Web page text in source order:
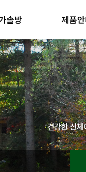
솔방 제품
솔방 소개
철학
제품안
제품의
솔방 소개
제품안
건강한 신